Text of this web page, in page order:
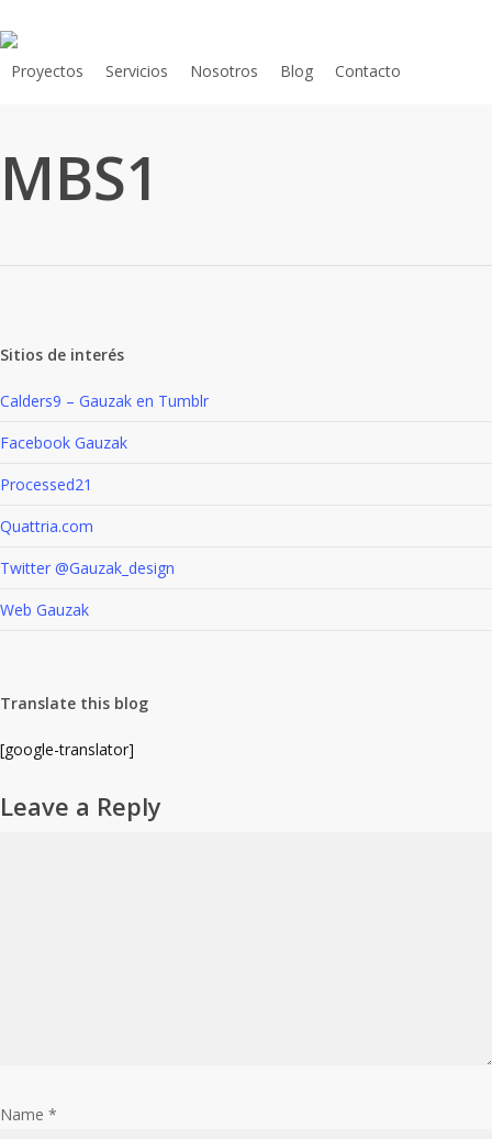
to
main
Proyectos Servicios Nosotros Blog
Contacto
MBS1
Sitios de interés
Calders9 – Gauzak en Tumblr
Facebook Gauzak
Processed21
Quattria.com
Twitter @Gauzak_design
Web Gauzak
Translate this blog
[google-translator]
Leave a Reply
Name *